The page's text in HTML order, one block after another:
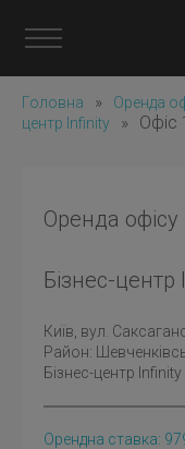
Головна » Оренда
центр Infinity
» Офіс
Оренда
Бізнес-центр
Київ , вул.
Район:
Бізнес-центр Infinity
Орендна ставка: